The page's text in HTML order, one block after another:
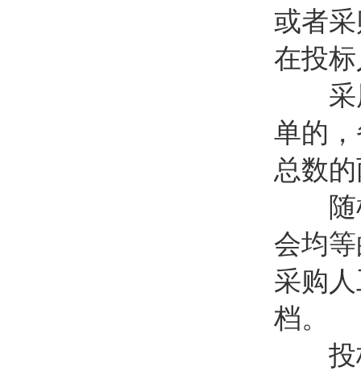
或者
在投
采用
单的
总数
随机
会均
采购
档。
投标